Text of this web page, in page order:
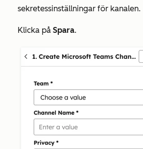
sekretessinställningar för kanalen.
Klicka på Spara.